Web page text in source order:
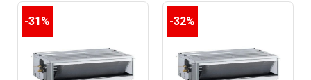
-31% -32%